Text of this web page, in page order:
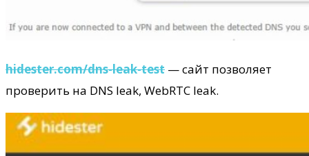
hidester.com/dns-leak-test — сайт позволяет
проверить на DNS leak, WebRTC leak.